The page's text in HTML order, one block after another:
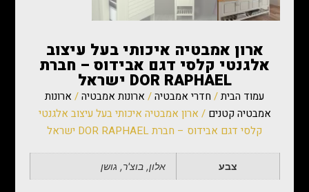
ארון אמבטיה איכותי בעל עיצוב
אלגנטי קלסי דגם אבידוס – חברת
DOR RAPHAEL ישראל
עמוד הבית/ חדרי אמבטיה/ ארונות אמבטיה/ ארונות
אמבטיה קטנים / ארון אמבטיה איכותי בעל עיצוב אלגנטי
קלסי דגם אבידוס – חברת DOR RAPHAEL ישראל
צבע אלון, בוצ'ר, גושן